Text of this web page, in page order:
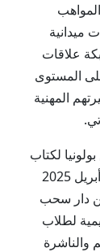
ميدانية
علاقات
المستوى
المهنية
لكتاب
الطفل الذي يُعقد من 31 مارس الجاري حتى 3 أبريل 2025
دار سحب
لطلاب
والناشرة